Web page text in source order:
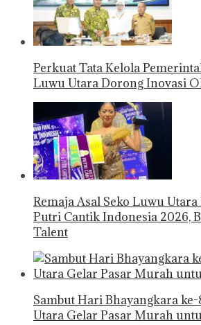
Perkuat Tata Kelola
Luwu Utara Dorong Inovasi
Remaja Asal Seko Luwu
Putri Cantik Indonesia 2026,
Talent
Sambut Hari Bhayangkara
Utara Gelar Pasar Murah